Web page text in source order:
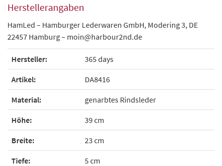
Herstellerangaben
HamLed – Hamburger Lederwaren GmbH, Modering 3, DE
22457 Hamburg – moin@harbour2nd.de
Hersteller: 365 days
Artikel: DA8416
Material: genarbtes Rindsleder
Höhe: 39 cm
Breite: 23 cm
Tiefe: 5 cm